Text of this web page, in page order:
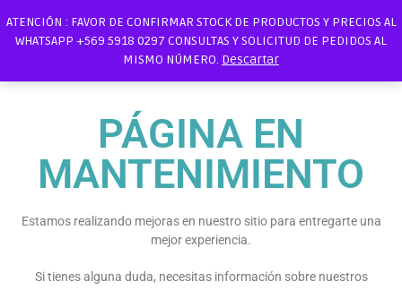
ATENCIÓN : FAVOR DE CONFIRMAR STOCK DE PRODUCTOS Y PRECIOS AL
WHATSAPP +569 5918 0297 CONSULTAS Y SOLICITUD DE PEDIDOS AL
MISMO NÚMERO. Descartar
PÁGINA EN
MANTENIMIENTO
Estamos realizando mejoras en nuestro sitio para entregarte una
mejor experiencia.
Si tienes alguna duda, necesitas información sobre nuestros